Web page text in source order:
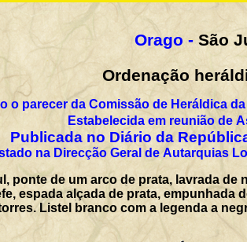
Orago - São
Ordenação
o parecer da Comissão de Heráldica
Estabelecida em reunião de
Publicada no Diário da
na Direcção Geral de Autarquias
ponte de um arco de prata, lavrada
espada alçada de prata,
Listel branco com a legenda a